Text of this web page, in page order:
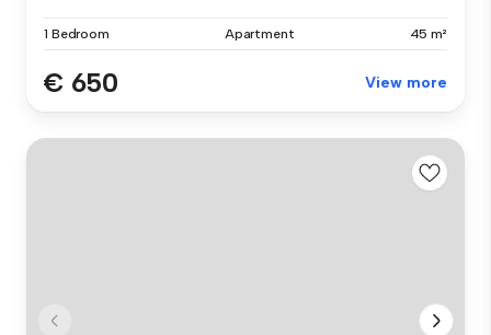
1 Bedroom Apartment 45 m²
€ 650 View more